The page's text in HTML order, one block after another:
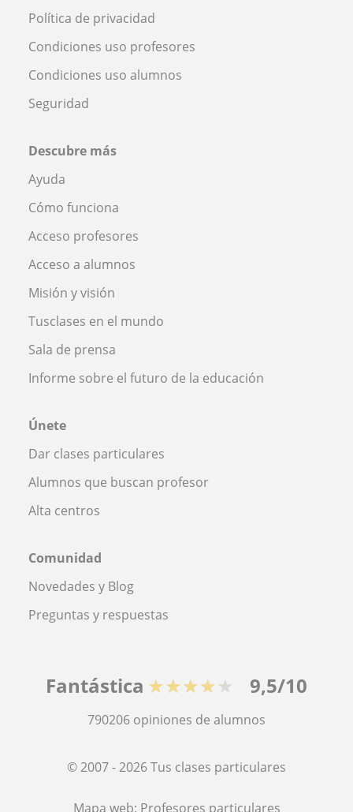
Política de privacidad
Condiciones uso profesores
Condiciones uso alumnos
Seguridad
Descubre más
Ayuda
Cómo funciona
Acceso profesores
Acceso a alumnos
Misión y visión
Tusclases en el mundo
Sala de prensa
Informe sobre el futuro de la educación
Únete
Dar clases particulares
Alumnos que buscan profesor
Alta centros
Comunidad
Novedades y Blog
Preguntas y respuestas
Fantástica ★★★★★ 9,5/10
790206 opiniones de alumnos
© 2007 - 2026 Tus clases particulares
Mapa web: Profesores particulares